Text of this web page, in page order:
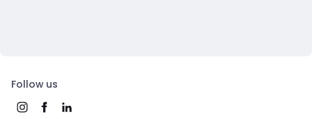
Follow us